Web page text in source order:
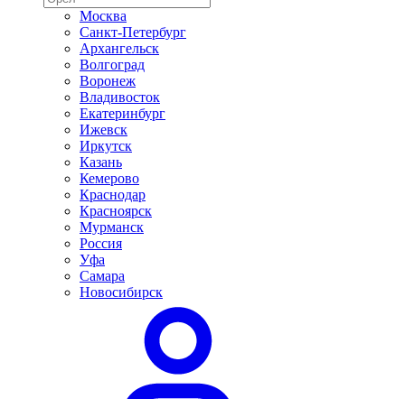
Москва
Санкт-Петербург
Архангельск
Волгоград
Воронеж
Владивосток
Екатеринбург
Ижевск
Иркутск
Казань
Кемерово
Краснодар
Красноярск
Мурманск
Россия
Уфа
Самара
Новосибирск